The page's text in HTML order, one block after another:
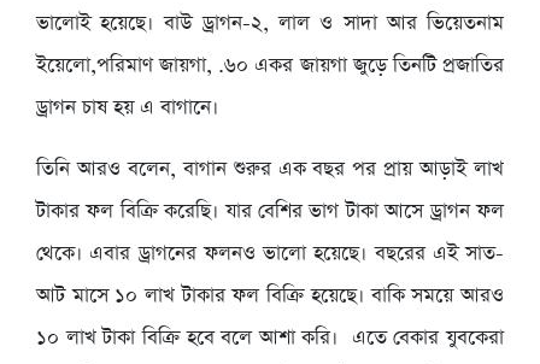
ভালোই হয়েছে। বাউ ড্রাগন-২, লাল ও সাদা আর ভিয়েতনাম
ইয়েলো,পরিমাণ জায়গা, .৬০ একর জায়গা জুড়ে তিনটি প্রজাতির
ড্রাগন চাষ হয় এ বাগানে।
তিনি আরও বলেন, বাগান শুরুর এক বছর পর প্রায় আড়াই লাখ
টাকার ফল বিক্রি করেছি। যার বেশির ভাগ টাকা আসে ড্রাগন ফল
থেকে। এবার ড্রাগনের ফলনও ভালো হয়েছে। বছরের এই সাত-
আট মাসে ১০ লাখ টাকার ফল বিক্রি হয়েছে। বাকি সময়ে আরও
১০ লাখ টাকা বিক্রি হবে বলে আশা করি। এতে বেকার যুবকেরা